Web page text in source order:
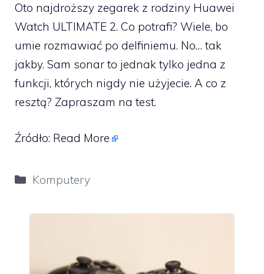
Oto najdroższy zegarek z rodziny Huawei
Watch ULTIMATE 2. Co potrafi? Wiele, bo
umie rozmawiać po delfiniemu. No… tak
jakby. Sam sonar to jednak tylko jedna z
funkcji, których nigdy nie użyjecie. A co z
resztą? Zapraszam na test.
Źródło: Read More
Kategorie
Komputery